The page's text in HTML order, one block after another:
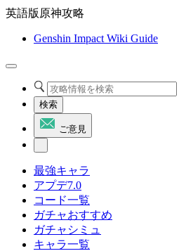
英語版原神攻略
Genshin Impact Wiki Guide
検索
ご意見
最強キャラ
アプデ7.0
コード一覧
ガチャおすすめ
ガチャシミュ
キャラ一覧